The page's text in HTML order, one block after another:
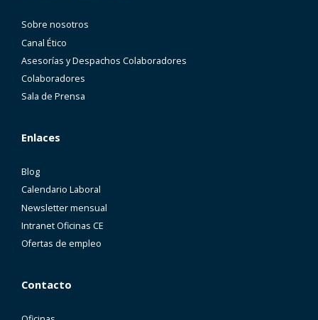
Sobre nosotros
Canal Ético
Asesorías y Despachos Colaboradores
Colaboradores
Sala de Prensa
Enlaces
Blog
Calendario Laboral
Newsletter mensual
Intranet Oficinas CE
Ofertas de empleo
Contacto